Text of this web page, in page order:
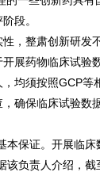
段。
，整肃创新研发
展药物临床试验
均须按照GCP等
确保临床试验数
保证。开展临床
该负责人介绍，截